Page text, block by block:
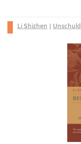
Li Shizhen | Unschuld